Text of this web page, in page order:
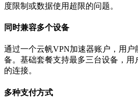
度限制或数据使用超限的问题。
同时兼容多个设备
通过一个云帆VPN加速器账户，用户
备。基础套餐支持最多三台设备，用
的连接。
多种支付方式